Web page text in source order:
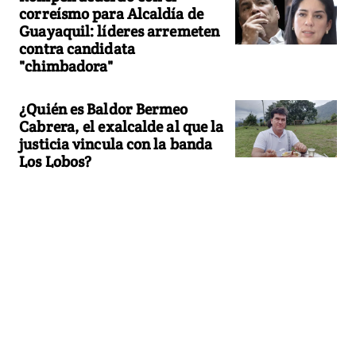
correísmo para Alcaldía de
Guayaquil: líderes arremeten
contra candidata
"chimbadora"
¿Quién es Baldor Bermeo
Cabrera, el exalcalde al que la
justicia vincula con la banda
Los Lobos?